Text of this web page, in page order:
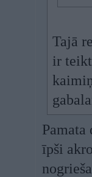
Tajā
ir
īpši